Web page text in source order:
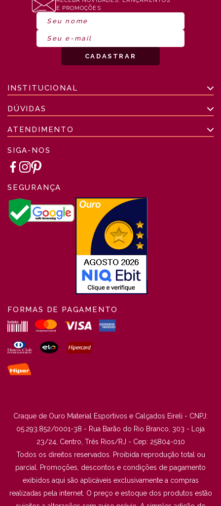
E PROMOÇÕES
INSTITUCIONAL
DÚVIDAS
ATENDIMENTO
SIGA-NOS
SEGURANÇA
FORMAS DE PAGAMENTO
Craque de Ouro Material Esportivos e Calçados Eireli - CNPJ:
05.293.852/0001-38 - Rua Barão do Rio Branco, 303 - Loja
23/24, Centro, Três Rios/RJ - Cep: 25804-010
Todos os direitos reservados. Proibida reprodução total ou
parcial. Promoções, descontos e condições de pagamento
exibidos aqui são aplicáveis exclusivamente a compras
realizadas pela internet. O preço e estoque dos produtos estão